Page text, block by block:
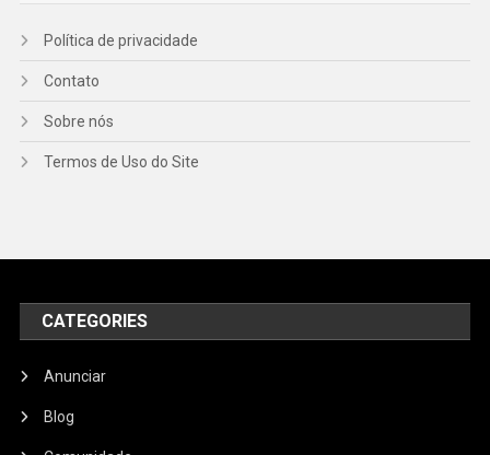
Política de privacidade
Contato
Sobre nós
Termos de Uso do Site
CATEGORIES
Anunciar
Blog